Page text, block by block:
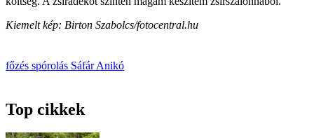
Kiemelt kép: Birton Szabolcs/fotocentral.hu
főzés spórolás Sáfár Anikó
Top cikkek